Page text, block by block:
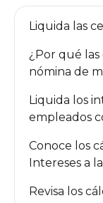
Liquida las
¿Por qué
nómina de
Liquida los
empleados
Conoce los
Intereses a
Revisa los